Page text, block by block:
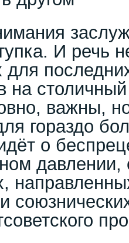
И речь
на
важны,
гораздо
о
давлении,